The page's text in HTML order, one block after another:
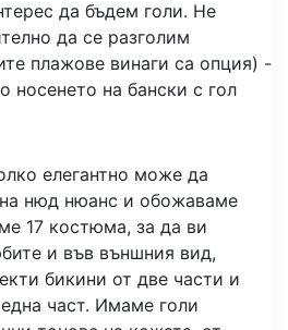
да бъдем голи. Не
да се разголим
плажове винаги са опция) -
носенето на бански с гол
елегантно може да
нюд нюанс и обожаваме
17 костюма, за да ви
и във външния вид,
бикини от две части и
част. Имаме голи